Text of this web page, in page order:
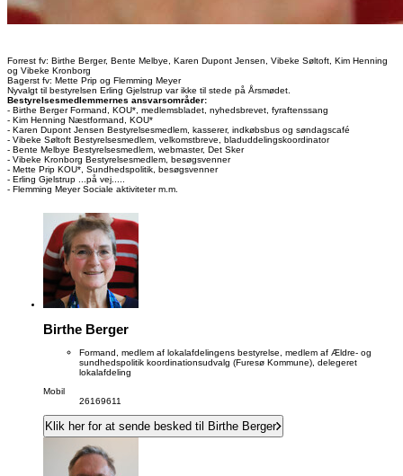
Forrest fv: Birthe Berger, Bente Melbye, Karen Dupont Jensen, Vibeke Søltoft, Kim Henning
og Vibeke Kronborg
Bagerst fv: Mette Prip og Flemming Meyer
Nyvalgt til bestyrelsen Erling Gjelstrup var ikke til stede på Årsmødet.
Bestyrelsesmedlemmernes ansvarsområder:
- Birthe Berger Formand, KOU*, medlemsbladet, nyhedsbrevet, fyraftenssang
- Kim Henning Næstformand, KOU*
- Karen Dupont Jensen Bestyrelsesmedlem, kasserer, indkøbsbus og søndagscafé
- Vibeke Søltoft Bestyrelsesmedlem, velkomstbreve, bladuddelingskoordinator
- Bente Melbye Bestyrelsesmedlem, webmaster, Det Sker
- Vibeke Kronborg Bestyrelsesmedlem, besøgsvenner
- Mette Prip KOU*, Sundhedspolitik, besøgsvenner
- Erling Gjelstrup ...på vej.....
- Flemming Meyer Sociale aktiviteter m.m.
Birthe Berger
Formand, medlem af lokalafdelingens bestyrelse, medlem af Ældre- og
sundhedspolitik koordinationsudvalg (Furesø Kommune), delegeret
lokalafdeling
Mobil
26169611
Klik her for at sende besked til Birthe Berger